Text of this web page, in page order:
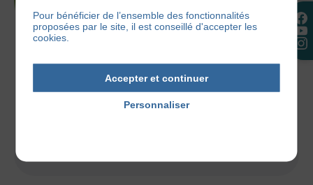
NOS CONSEILS
L’hydratation de la peau est une étape nécessaire
pour restaurer la barrière cutanée de l’enfant
Pour bénéficier de l’ensemble des fonctionnalités
proposées par le site, il est conseillé d'accepter les
cookies.
Accepter et continuer
Personnaliser